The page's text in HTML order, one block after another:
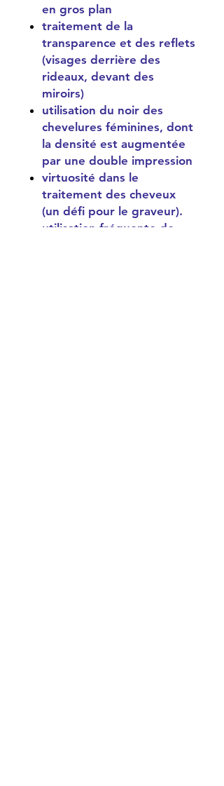
en gros plan
traitement de la
transparence et des reflets
(visages derrière des
rideaux, devant des
miroirs)
utilisation du noir des
chevelures féminines, dont
la densité est augmentée
par une double impression
virtuosité dans le
traitement des cheveux
(un défi pour le graveur).
utilisation fréquente de